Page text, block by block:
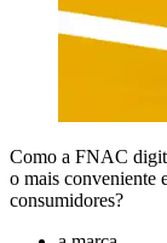
Como a FNAC
o mais conveniente
consumidores?